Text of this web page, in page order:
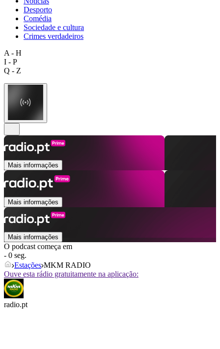
Desporto
Comédia
Sociedade e cultura
Crimes verdadeiros
A - H
I - P
Q - Z
Mais informações
Mais informações
Mais informações
O podcast começa em
- 0 seg.
Estações MKM RADIO
Ouve esta rádio gratuitamente na aplicação:
radio.pt